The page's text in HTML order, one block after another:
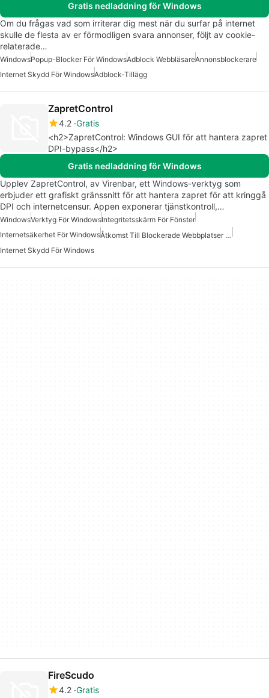
Gratis nedladdning för Windows
Om du frågas vad som irriterar dig mest när du surfar på internet
skulle de flesta av er förmodligen svara annonser, följt av cookie-
relaterade…
WindowsPopup-Blocker För WindowsAdblock WebbläsareAnnonsblockerare
Internet Skydd För WindowsAdblock-Tillägg
ZapretControl
4.2 Gratis
<h2>ZapretControl: Windows GUI för att hantera zapret
DPI-bypass</h2>
Gratis nedladdning för Windows
Upplev ZapretControl, av Virenbar, ett Windows-verktyg som
erbjuder ett grafiskt gränssnitt för att hantera zapret för att kringgå
DPI och internetcensur. Appen exponerar tjänstkontroll,…
WindowsVerktyg För WindowsIntegritetsskärm För Fönster
Internetsäkerhet För Windows
Åtkomst Till Blockerade Webbplatser För Windows
Internet Skydd För Windows
FireScudo
4.2 Gratis